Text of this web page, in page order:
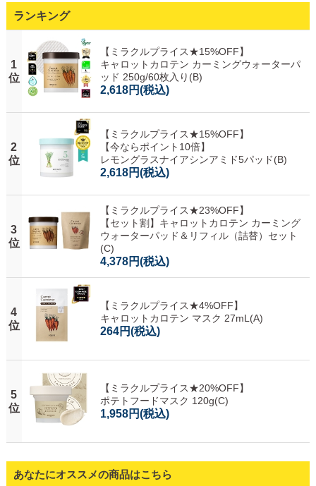
ランキング
1
位
【ミラクルプライス★15%OFF】
キャロットカロテン カーミングウォーターパ
ッド 250g/60枚入り(B)
2,618円(税込)
2
位
【ミラクルプライス★15%OFF】
【今ならポイント10倍】
レモングラスナイアシンアミド5パッド(B)
2,618円(税込)
3
位
【ミラクルプライス★23%OFF】
【セット割】キャロットカロテン カーミング
ウォーターパッド＆リフィル（詰替）セット
(C)
4,378円(税込)
4
位
【ミラクルプライス★4%OFF】
キャロットカロテン マスク 27mL(A)
264円(税込)
5
位
【ミラクルプライス★20%OFF】
ポテトフードマスク 120g(C)
1,958円(税込)
あなたにオススメの商品はこちら